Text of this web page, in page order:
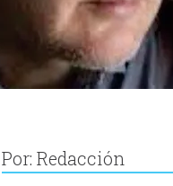
Por: Redacción